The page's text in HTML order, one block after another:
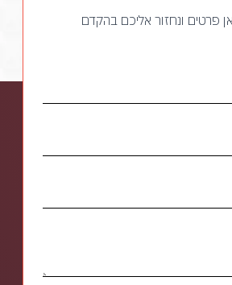
פרטים ונחזור אליכם בהקדם